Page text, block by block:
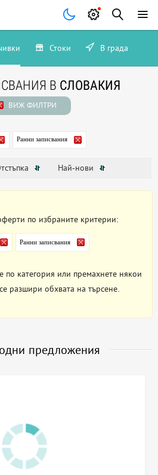
Стоки В града
В СЛОВАКИЯ
ВИЖ ФИЛТРИ
Ранни записвания
Най-нови
по избраните критерии:
Ранни записвания
по категория или премахнете някои
разшири обхвата на търсене.
предложения